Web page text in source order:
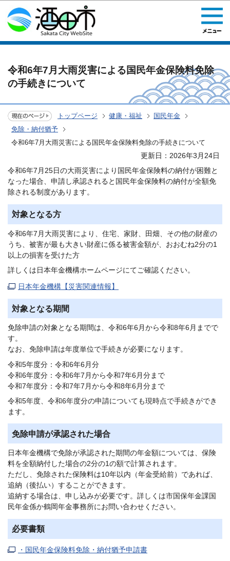
このページの本文へ移動
令和6年7月大雨災害による国民年金保険料免除
の手続きについて
トップページ 健康・福祉
国民年金
免除・納付猶予
令和6年7月大雨災害による国民年金保険料免除の手続きについて
更新日：2026年3月24日
令和6年7月25日の大雨災害により国民年金保険料の納付が困難と
なった場合、申請し承認されると国民年金保険料の納付が全額免
除される制度があります。
対象となる方
令和6年7月大雨災害により、住宅、家財、田畑、その他の財産の
うち、被害が最も大きい財産に係る被害金額が、おおむね2分の1
以上の損害を受けた方
詳しくは日本年金機構ホームページにてご確認ください。
日本年金機構【災害関連情報】
対象となる期間
免除申請の対象となる期間は、令和6年6月から令和8年6月までで
す。
なお、免除申請は年度単位で手続きが必要になります。
令和5年度分：令和6年6月分
令和6年度分：令和6年7月から令和7年6月分まで
令和7年度分：令和7年7月から令和8年6月分まで
令和5年度、令和6年度分の申請についても現時点で手続きができ
ます。
免除申請が承認された場合
日本年金機構で免除が承認された期間の年金額については、保険
料を全額納付した場合の2分の1の額で計算されます。
ただし、免除された保険料は10年以内（年金受給前）であれば、
追納（後払い）することができます。
追納する場合は、申し込みが必要です。詳しくは市国保年金課国
民年金係か鶴岡年金事務所にお問い合わせください。
必要書類
・国民年金保険料免除・納付猶予申請書